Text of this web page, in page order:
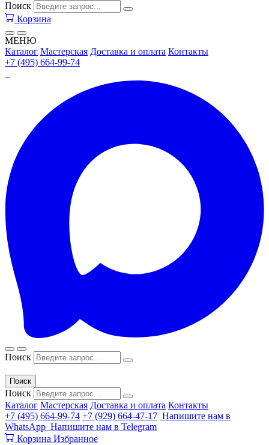
Поиск
Корзина
МЕНЮ
Каталог Мастерская Доставка и оплата Контакты
+7 (495) 664-99-74
Поиск
Поиск
Поиск
Каталог Мастерская Доставка и оплата Контакты
+7 (495) 664-99-74 +7 (929) 664-47-17 Напишите нам в
WhatsApp Напишите нам в Telegram
Корзина Избранное